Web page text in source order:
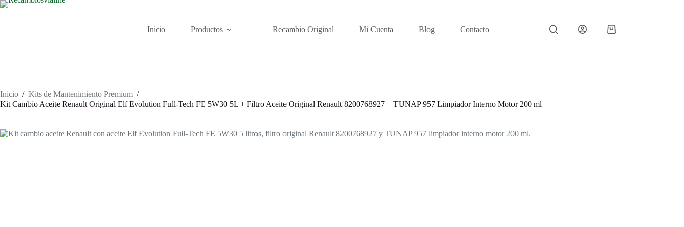
Saltar
Inicio Productos Recambio Original Mi Cuenta Blog Contacto
Carro
Inicio / Kits de Mantenimiento Premium /
Kit Cambio Aceite Renault Original Elf Evolution Full-Tech FE 5W30 5L + Filtro Aceite Original Renault 8200768927 + TUNAP 957 Limpiador Interno Motor 200 ml